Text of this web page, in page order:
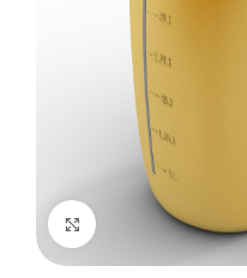
Kliknij, aby